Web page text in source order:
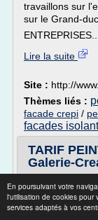
En poursuivant votre
l'utilisation de cookies pour
services adaptés à vos
travaillons sur
sur le Grand-
ENTREPRISES...
Lire la suite
Site : http://
Thèmes liés :
facade crepi /
facades
TARIF
Galerie-
Recherche de
Liens
Zolpan,